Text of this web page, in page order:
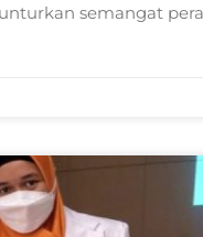
semangat